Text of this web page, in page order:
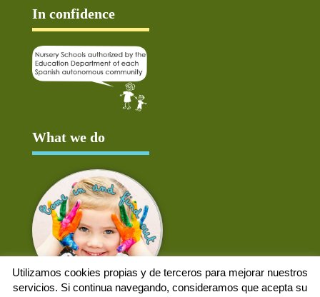
In confidence
What we do
Utilizamos cookies propias y de terceros para mejorar nuestros
servicios. Si continua navegando, consideramos que acepta su